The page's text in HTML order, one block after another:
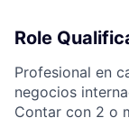
Role
Profesional en
negocios
Contar con 2 o